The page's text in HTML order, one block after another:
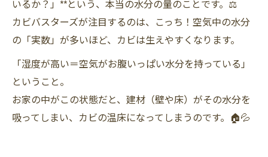
いるか？」**という、本当の水分の量のことです。⚖️
カビバスターズが注目するのは、こっち！空気中の水分
の「実数」が多いほど、カビは生えやすくなります。
「湿度が高い＝空気がお腹いっぱい水分を持っている」
ということ。
お家の中がこの状態だと、建材（壁や床）がその水分を
吸ってしまい、カビの温床になってしまうのです。🏠💦